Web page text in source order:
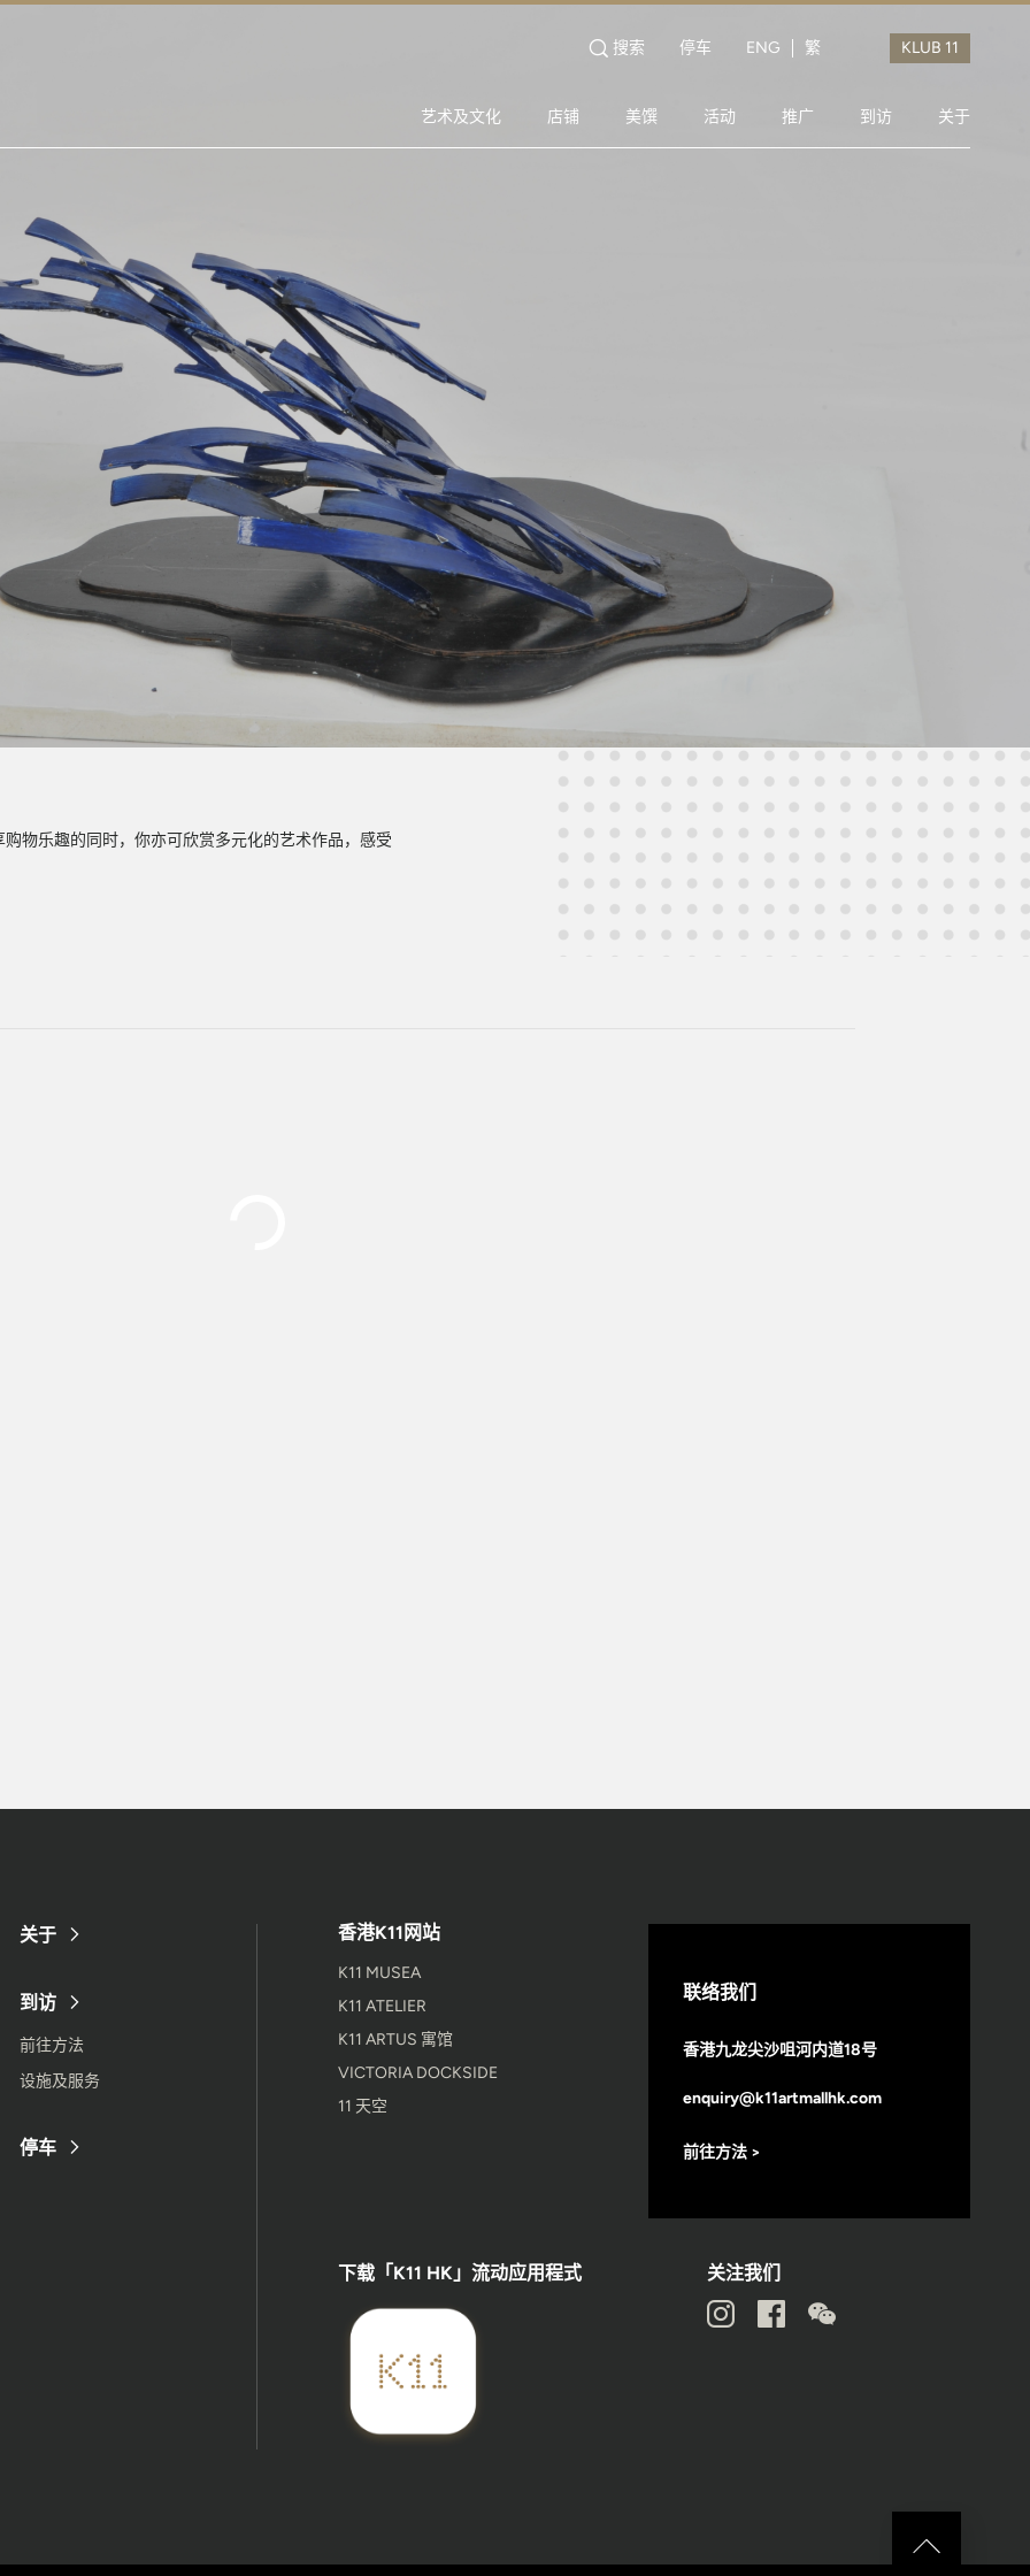
搜索 停车 ENG 繁
艺术及文化 店铺 美馔 活动 推广 到访 关于
物乐趣的同时，你亦可欣赏多元化的艺术作品，感受
关于
到访
前往方法
设施及服务
停车
香港K11网站
K11 MUSEA
K11 ATELIER
K11 ARTUS 寓馆
VICTORIA DOCKSIDE
11 天空
联络我们
香港九龙尖沙咀河内道18号
enquiry@k11artmallhk.com
前往方法 >
下载「K11 HK」流动应用程式 关注我们